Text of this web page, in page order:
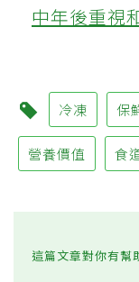
中年後重視
冷凍 保
營養價值 食
這篇文章對你有幫